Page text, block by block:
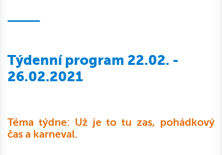
Týdenní program 22.02. -
26.02.2021
Téma týdne: Už je to tu zas, pohádkový
čas a karneval.